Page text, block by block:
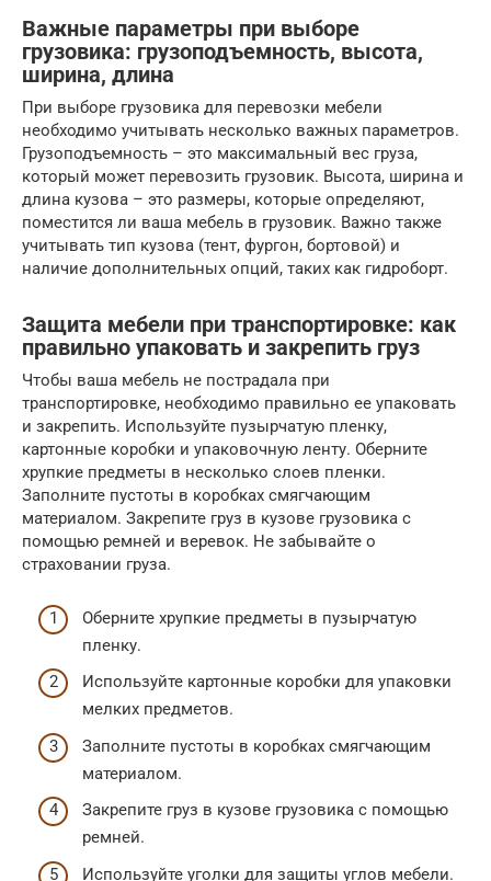
Важные параметры при выборе
грузовика: грузоподъемность, высота,
ширина, длина
При выборе грузовика для перевозки мебели
необходимо учитывать несколько важных параметров.
Грузоподъемность – это максимальный вес груза,
который может перевозить грузовик. Высота, ширина и
длина кузова – это размеры, которые определяют,
поместится ли ваша мебель в грузовик. Важно также
учитывать тип кузова (тент, фургон, бортовой) и
наличие дополнительных опций, таких как гидроборт.
Защита мебели при транспортировке: как
правильно упаковать и закрепить груз
Чтобы ваша мебель не пострадала при
транспортировке, необходимо правильно ее упаковать
и закрепить. Используйте пузырчатую пленку,
картонные коробки и упаковочную ленту. Оберните
хрупкие предметы в несколько слоев пленки.
Заполните пустоты в коробках смягчающим
материалом. Закрепите груз в кузове грузовика с
помощью ремней и веревок. Не забывайте о
страховании груза.
Оберните хрупкие предметы в пузырчатую
пленку.
Используйте картонные коробки для упаковки
мелких предметов.
Заполните пустоты в коробках смягчающим
материалом.
Закрепите груз в кузове грузовика с помощью
ремней.
Используйте уголки для защиты углов мебели.